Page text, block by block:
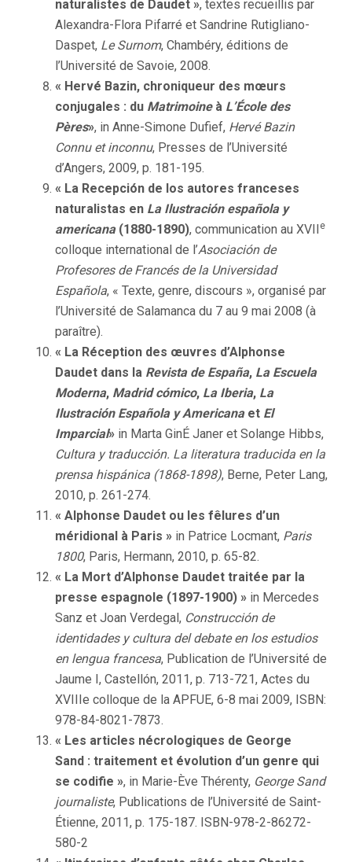
naturalistes de Daudet », textes recueillis par
Alexandra-Flora Pifarré et Sandrine Rutigliano-
Daspet, Le Surnom, Chambéry, éditions de
l’Université de Savoie, 2008.
« Hervé Bazin, chroniqueur des mœurs
conjugales : du Matrimoineà L’École des
Pères», in Anne-Simone Dufief, Hervé Bazin
Connu et inconnu, Presses de l’Université
d’Angers, 2009, p. 181-195.
« La Recepción de los autores franceses
naturalistas en La Ilustración española y
americana(1880-1890), communication au XVIIe
colloque international de l’Asociación de
Profesores de Francés de la Universidad
Española, « Texte, genre, discours », organisé par
l’Université de Salamanca du 7 au 9 mai 2008 (à
paraître).
« La Réception des œuvres d’Alphonse
Daudet dans la Revista de España, La Escuela
Moderna, Madrid cómico, La Iberia, La
Ilustración Española y Americanaet El
Imparcial» in Marta GinÉ Janer et Solange Hibbs,
Cultura y traducción. La literatura traducida en la
prensa hispánica (1868-1898), Berne, Peter Lang,
2010, p. 261-274.
« Alphonse Daudet ou les fêlures d’un
méridional à Paris » in Patrice Locmant, Paris
1800, Paris, Hermann, 2010, p. 65-82.
« La Mort d’Alphonse Daudet traitée par la
presse espagnole (1897-1900) » in Mercedes
Sanz et Joan Verdegal, Construcción de
identidades y cultura del debate en los estudios
en lengua francesa, Publication de l’Université de
Jaume I, Castellón, 2011, p. 713-721, Actes du
XVIIIe colloque de la APFUE, 6-8 mai 2009, ISBN:
978-84-8021-7873.
« Les articles nécrologiques de George
Sand : traitement et évolution d’un genre qui
se codifie », in Marie-Ève Thérenty, George Sand
journaliste, Publications de l’Université de Saint-
Étienne, 2011, p. 175-187. ISBN-978-2-86272-
580-2